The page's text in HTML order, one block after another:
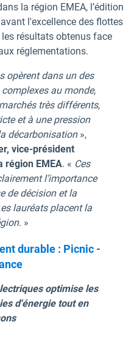
la région EMEA, l’édition
l'excellence des flottes
résultats obtenus face
réglementations.
opèrent dans un des
au monde,
très différents,
et à une pression
décarbonisation »,
vice-président
région EMEA. « Ces
l’importance
de décision et la
lauréats placent la
»
durable : Picnic -
optimise les
d'énergie tout en